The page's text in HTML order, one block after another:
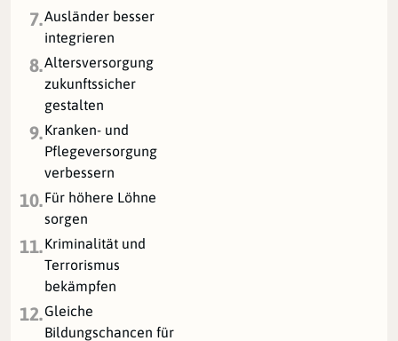
7.Ausländer besser
integrieren
8.Altersversorgung
zukunftssicher
gestalten
9.Kranken- und
Pflegeversorgung
verbessern
10.Für höhere Löhne
sorgen
11.Kriminalität und
Terrorismus
bekämpfen
12.Gleiche
Bildungschancen für